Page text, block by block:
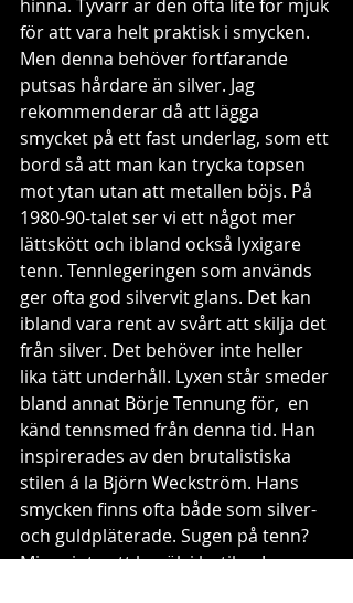
hinna. Tyvärr är den ofta lite för mjuk
för att vara helt praktisk i smycken.
Men denna behöver fortfarande
putsas hårdare än silver. Jag
rekommenderar då att lägga
smycket på ett fast underlag, som ett
bord så att man kan trycka topsen
mot ytan utan att metallen böjs. På
1980-90-talet ser vi ett något mer
lättskött och ibland också lyxigare
tenn. Tennlegeringen som används
ger ofta god silvervit glans. Det kan
ibland vara rent av svårt att skilja det
från silver. Det behöver inte heller
lika tätt underhåll. Lyxen står smeder
bland annat Börje Tennung för,  en
känd tennsmed från denna tid. Han
inspirerades av den brutalistiska
stilen á la Björn Weckström. Hans
smycken finns ofta både som silver-
och guldpläterade. Sugen på tenn?
Missa inte ett besök i butiken!